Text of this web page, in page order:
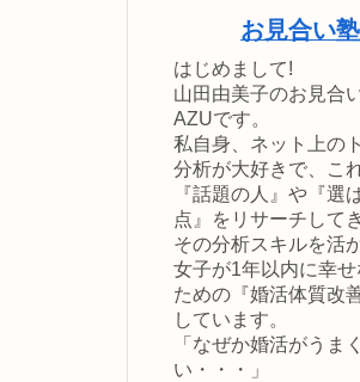
お見合い
はじめまして!
山田由美子のお見合
AZUです。
私自身、ネット上の
分析が大好きで、こ
『話題の人』や『選
点』をリサーチして
その分析スキルを活
女子が1年以内に幸
ための『婚活体質改
しています。
「なぜか婚活がうま
い・・・」